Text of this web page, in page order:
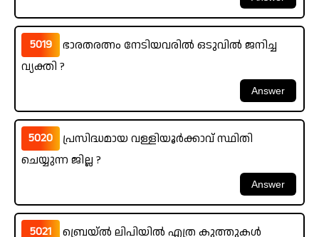
5019
ഭാരതരത്നം നേടിയവരിൽ ഒടുവിൽ ജനിച്ച
വ്യക്തി ?
5020
പ്രസിദ്ധമായ വള്ളിയൂർക്കാവ് സ്ഥിതി
ചെയ്യുന്ന ജില്ല ?
5021
ബ്രെയ്ൽ ലിപിയിൽ എത്ര കുത്തുകൾ